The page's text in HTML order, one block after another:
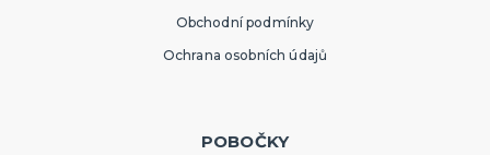
Obchodní podmínky
Ochrana osobních údajů
POBOČKY